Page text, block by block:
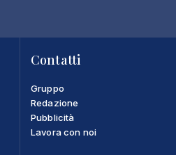
Contatti
Gruppo
Redazione
Pubblicità
Lavora con noi